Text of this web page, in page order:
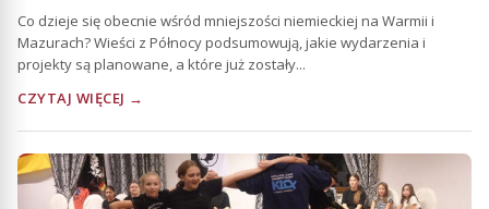
Co dzieje się obecnie wśród mniejszości niemieckiej na Warmii i
Mazurach? Wieści z Północy podsumowują, jakie wydarzenia i
projekty są planowane, a które już zostały...
CZYTAJ WIĘCEJ →